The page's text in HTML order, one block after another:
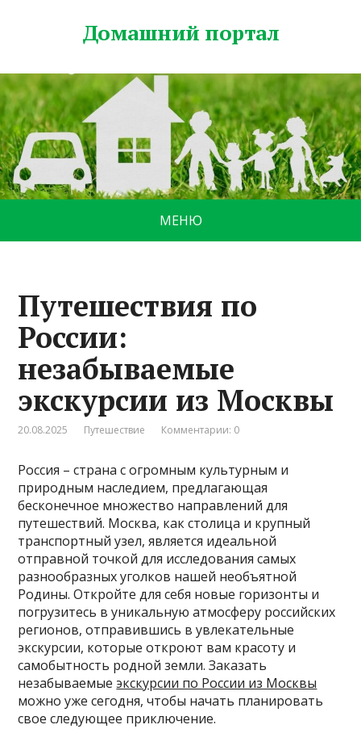
Домашний портал
МЕНЮ
Путешествия по
России:
незабываемые
экскурсии из Москвы
20.08.2025 Путешествие Комментарии: 0
Россия – страна с огромным культурным и
природным наследием, предлагающая
бесконечное множество направлений для
путешествий. Москва, как столица и крупный
транспортный узел, является идеальной
отправной точкой для исследования самых
разнообразных уголков нашей необъятной
Родины. Откройте для себя новые горизонты и
погрузитесь в уникальную атмосферу российских
регионов, отправившись в увлекательные
экскурсии, которые откроют вам красоту и
самобытность родной земли. Заказать
незабываемыеэкскурсии по России из Москвы
можно уже сегодня, чтобы начать планировать
свое следующее приключение.